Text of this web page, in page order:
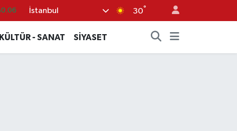
İstanbul 30°
KÜLTÜR - SANAT SİYASET